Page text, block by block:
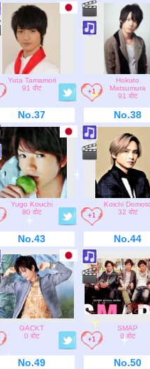
Yuta Tamamori
91 वोट
Hokuto
Matsumura
91 वोट
No.37
Yugo Kouchi
80 वोट
No.38
Koichi Domoto
32 वोट
No.43
GACKT
0 वोट
No.44
SMAP
0 वोट
No.49 No.50